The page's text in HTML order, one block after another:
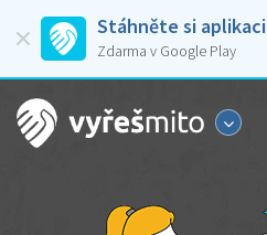
Stáhněte si aplikaci
Zdarma v Google Play